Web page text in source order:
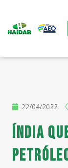
22/04/2022
Índia